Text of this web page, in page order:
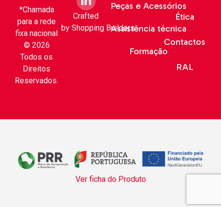
*Chamada
para a rede
fixa nacional
© 2026
Todos os
Direitos
Reservados.
Peças e Acessórios
Assistência técnica
Formação
Ética
Contactos
RAL
Crafted
by Shopping Builders
Ver ficha do Produto